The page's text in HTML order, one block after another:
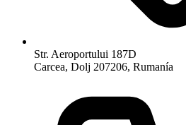
Str. Aeroportului 187D
Carcea, Dolj 207206, Rumanía